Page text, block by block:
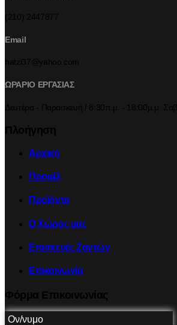
Email
ΩΡΑΡΙΟ ΕΡΓΑΣΙΑΣ
Αρχική
Προφίλ
Προϊόντα
Ο Χώρος μας
Επισκευές Ζαντών
Επικοινωνία
Ον/νυμο